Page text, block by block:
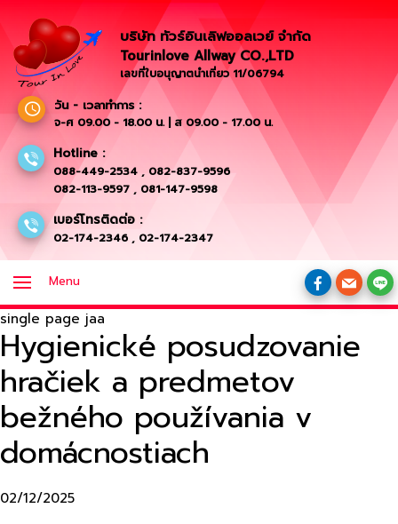
บริษัท ทัวร์อินเลิฟออลเวย์ จำกัด
Tourinlove Allway CO.,LTD
เลขที่ใบอนุญาตนำเที่ยว 11/06794
วัน - เวลาทำการ :
จ-ศ 09.00 - 18.00 น. | ส 09.00 - 17.00 น.
Hotline :
088-449-2534 , 082-837-9596
082-113-9597 , 081-147-9598
เบอร์โทรติดต่อ :
02-174-2346 , 02-174-2347
Menu
single page jaa
Hygienické posudzovanie
hračiek a predmetov
bežného používania v
domácnostiach
02/12/2025